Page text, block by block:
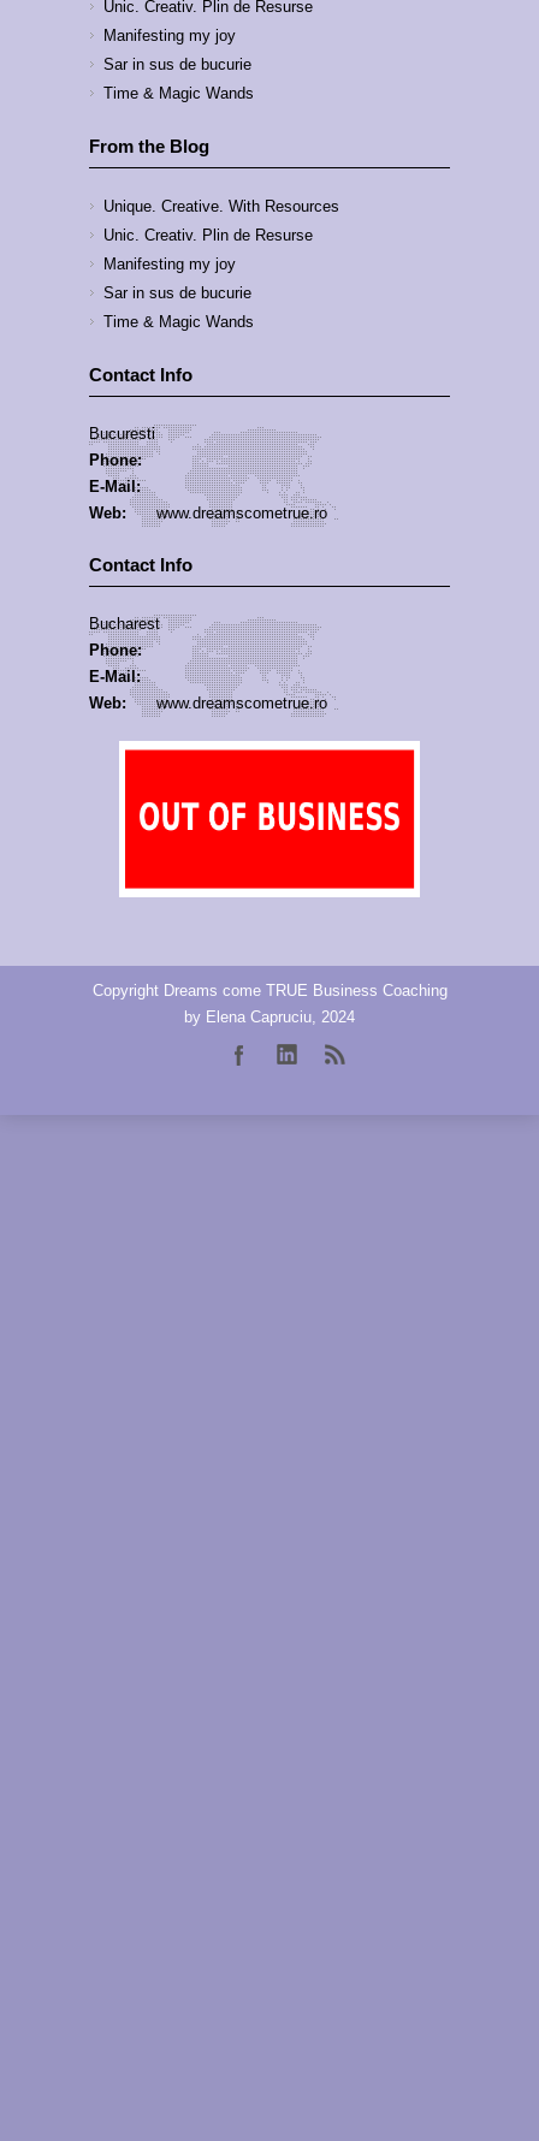
Unic. Creativ. Plin de Resurse
Manifesting my joy
Sar in sus de bucurie
Time & Magic Wands
From the Blog
Unique. Creative. With Resources
Unic. Creativ. Plin de Resurse
Manifesting my joy
Sar in sus de bucurie
Time & Magic Wands
Contact Info
Bucuresti
Phone:
E-Mail:
Web:
www.dreamscometrue.ro
Contact Info
Bucharest
Phone:
E-Mail:
Web:
www.dreamscometrue.ro
Copyright Dreams come TRUE Business Coaching
by Elena Capruciu, 2024